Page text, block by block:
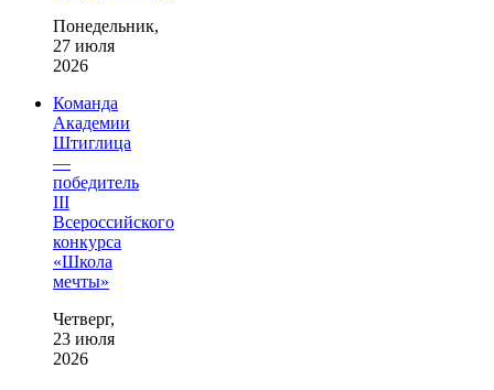
Понедельник,
27 июля
2026
Команда
Академии
Штиглица
—
победитель
III
Всероссийского
конкурса
«Школа
мечты»
Четверг,
23 июля
2026